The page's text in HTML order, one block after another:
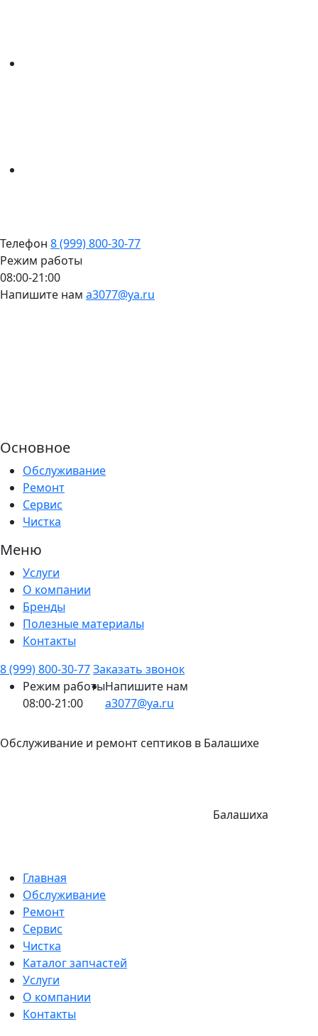
Телефон 8 (999) 800-30-77
Режим работы
08:00-21:00
Напишите нам a3077@ya.ru
Основное
Обслуживание
Ремонт
Сервис
Чистка
Меню
Услуги
О компании
Бренды
Полезные материалы
Контакты
8 (999) 800-30-77Заказать звонок
Режим работы
08:00-21:00
Напишите нам
a3077@ya.ru
Обслуживание и ремонт септиков в Балашихе
Балашиха
Главная
Обслуживание
Ремонт
Сервис
Чистка
Каталог запчастей
Услуги
О компании
Контакты